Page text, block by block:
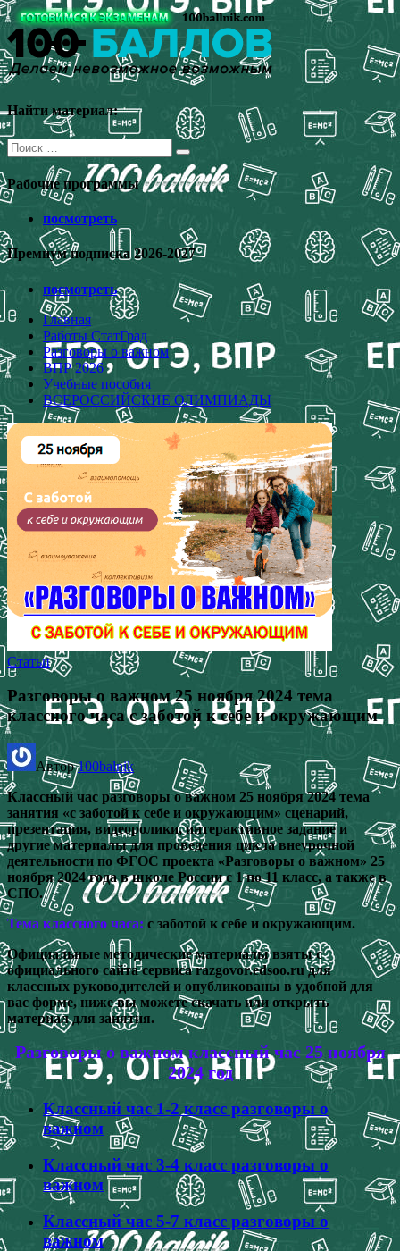
Перейти
к
содержимому
Найти материал:
Поиск
для:
Рабочие программы
посмотреть
Премиум подписка 2026-2027
посмотреть
Главная
Работы СтатГрад
Разговоры о важном
ВПР 2026
Учебные пособия
ВСЕРОССИЙСКИЕ ОЛИМПИАДЫ
Статьи
Разговоры о важном 25 ноября 2024 тема
классного часа с заботой к себе и окружающим
Автор100balnik
Классный час разговоры о важном 25 ноября 2024 тема
занятия «с заботой к себе и окружающим» сценарий,
презентация, видеоролики, интерактивное задание и
другие материалы для проведения цикла внеурочной
деятельности по ФГОС проекта «Разговоры о важном» 25
ноября 2024 года в школе России с 1 по 11 класс, а также в
СПО.
Тема классного часа: с заботой к себе и окружающим.
Официальные методические материалы взяты с
официального сайта сервиса razgovor.edsoo.ru для
классных руководителей и опубликованы в удобной для
вас форме, ниже вы можете скачать или открыть
материал для занятия.
Разговоры о важном классный час 25 ноября
2024 год
Классный час 1-2 класс разговоры о
важном
Классный час 3-4 класс разговоры о
важном
Классный час 5-7 класс разговоры о
важном